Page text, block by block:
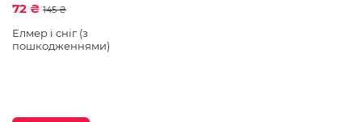
72 ₴ 145 ₴
Елмер і сніг (з
пошкодженнями)